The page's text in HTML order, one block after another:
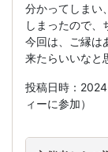
分かってしまい
しまったので、
今回は、ご縁は
来たらいいなと
投稿日時：
ィーに参加）